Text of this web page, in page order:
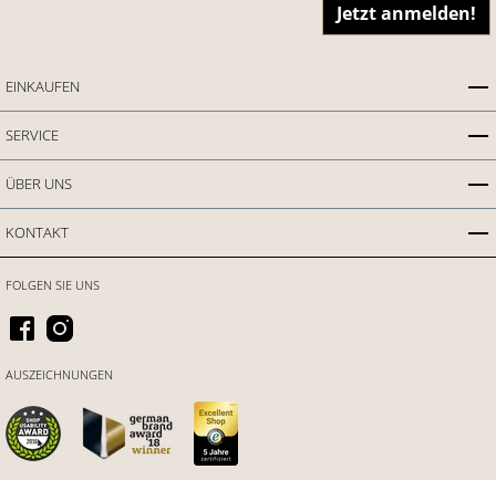
Jetzt anmelden!
EINKAUFEN
SERVICE
ÜBER UNS
KONTAKT
FOLGEN SIE UNS
AUSZEICHNUNGEN